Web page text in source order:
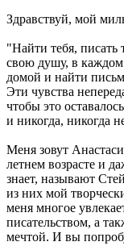
Здравствуй, мой
"Найти тебя, писать
свою душу, в
домой и найти
Эти чувства
чтобы это
и никогда, никогда
Меня зовут
летнем возрасте и
знает, называют
из них мой
меня многое
писательством, а
мечтой. И вы